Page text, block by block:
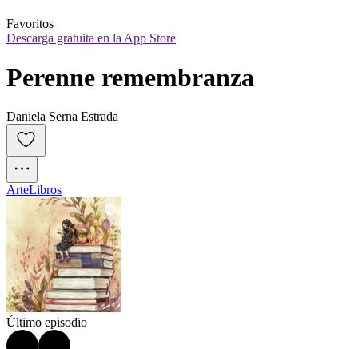
Favoritos
Descarga gratuita en la App Store
Perenne remembranza
Daniela Serna Estrada
ArteLibros
Último episodio